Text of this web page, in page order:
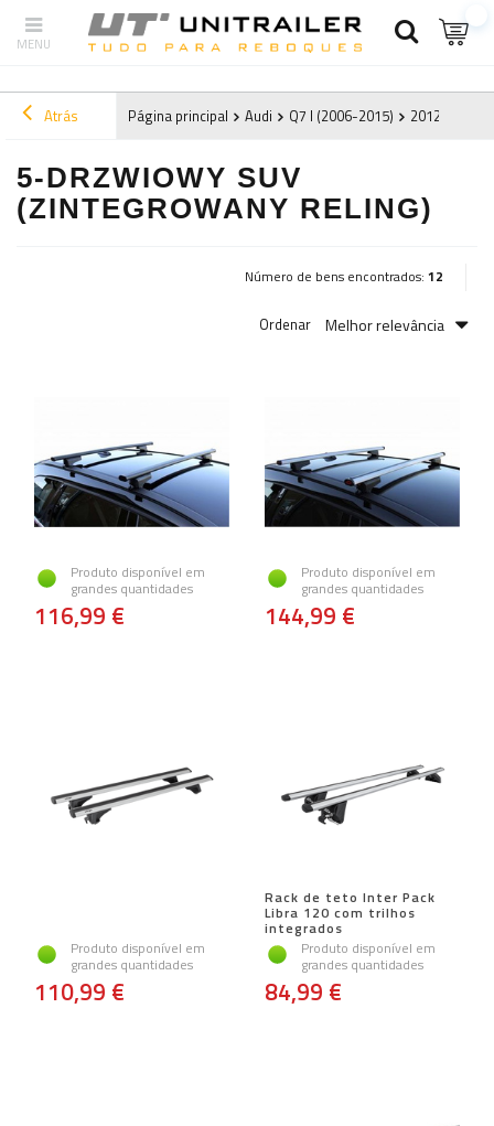
Atrás Página principal Audi Q7 I (2006-2015) 2012
5-DRZWIOWY SUV
(ZINTEGROWANY RELING)
Número de bens encontrados: 12
Ordenar Melhor relevância
Produto disponível em
grandes quantidades
116,99 €
Produto disponível em
grandes quantidades
144,99 €
Produto disponível em
grandes quantidades
110,99 €
Rack de teto Inter Pack
Libra 120 com trilhos
integrados
Produto disponível em
grandes quantidades
84,99 €